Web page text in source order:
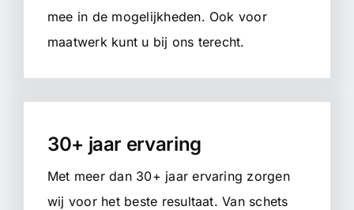
mee in de mogelijkheden. Ook voor
maatwerk kunt u bij ons terecht.
30+ jaar ervaring
Met meer dan 30+ jaar ervaring zorgen
wij voor het beste resultaat. Van schets